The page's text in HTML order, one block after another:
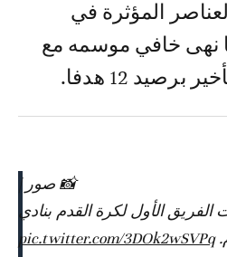
المؤثرة في
نهى خافي موسمه مع
12 هدفا.
📸 صور |
الأول لكرة القدم بنادي
pic.twitter.com/3DOk2wSVPq